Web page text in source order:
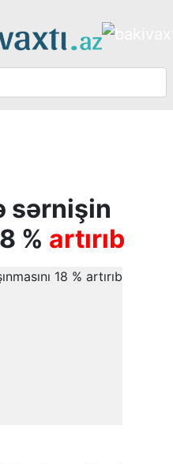
sərnişin
% artırıb